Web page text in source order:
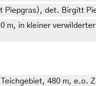
Piepgras), det. Birgitt
m, in kleiner
480 m,